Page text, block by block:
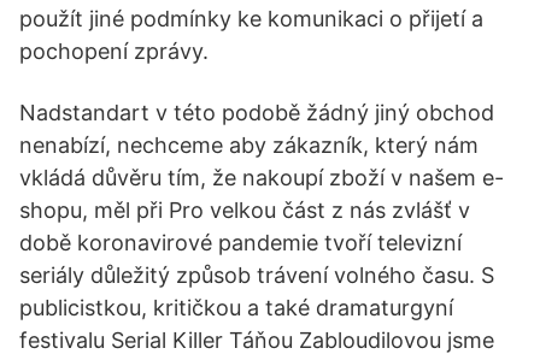
použít jiné podmínky ke komunikaci o přijetí a
pochopení zprávy.
Nadstandart v této podobě žádný jiný obchod
nenabízí, nechceme aby zákazník, který nám
vkládá důvěru tím, že nakoupí zboží v našem e-
shopu, měl při Pro velkou část z nás zvlášť v
době koronavirové pandemie tvoří televizní
seriály důležitý způsob trávení volného času. S
publicistkou, kritičkou a také dramaturgyní
festivalu Serial Killer Táňou Zabloudilovou jsme